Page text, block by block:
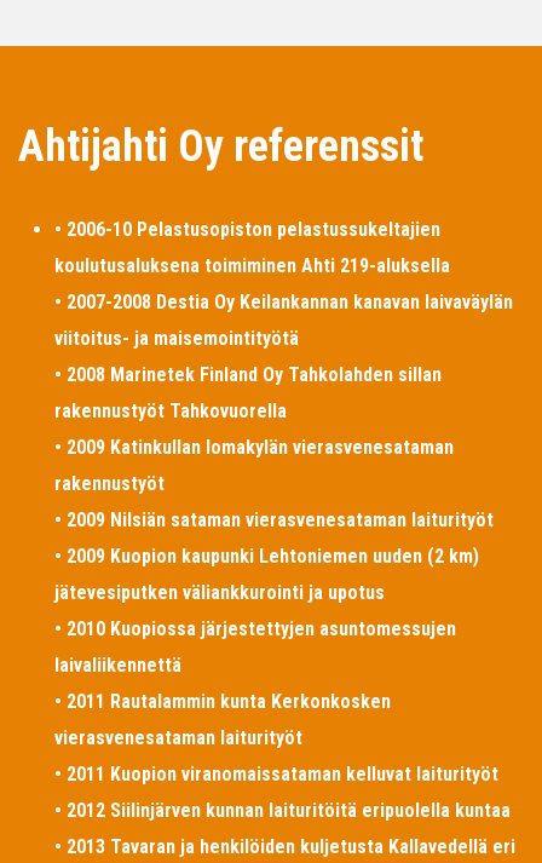
Ahtijahti Oy referenssit
• 2006-10 Pelastusopiston pelastussukeltajien
koulutusaluksena toimiminen Ahti 219-aluksella
• 2007-2008 Destia Oy Keilankannan kanavan laivaväylän
viitoitus- ja maisemointityötä
• 2008 Marinetek Finland Oy Tahkolahden sillan
rakennustyöt Tahkovuorella
• 2009 Katinkullan lomakylän vierasvenesataman
rakennustyöt
• 2009 Nilsiän sataman vierasvenesataman laiturityöt
• 2009 Kuopion kaupunki Lehtoniemen uuden (2 km)
jätevesiputken väliankkurointi ja upotus
• 2010 Kuopiossa järjestettyjen asuntomessujen
laivaliikennettä
• 2011 Rautalammin kunta Kerkonkosken
vierasvenesataman laiturityöt
• 2011 Kuopion viranomaissataman kelluvat laiturityöt
• 2012 Siilinjärven kunnan laituritöitä eripuolella kuntaa
• 2013 Tavaran ja henkilöiden kuljetusta Kallavedellä eri